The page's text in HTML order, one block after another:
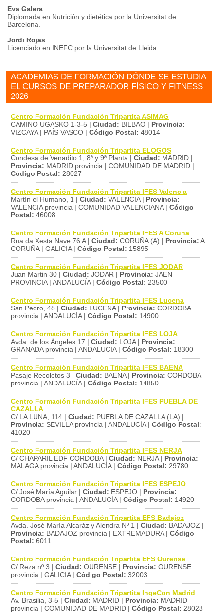
Eva Galera
Diplomada en Nutrición y dietética por la Universitat de
Barcelona.
Jordi Rojas
Licenciado en INEFC por la Universitat de Lleida.
ACADEMIAS DE FORMACIÓN DÓNDE SE ESTUDIA
EL CURSOS DE PREPARADOR FÍSICO Y FITNESS
2026
Centro Formación Fundación Tripartita ASIMAG
CAMINO UGASKO 1-3-5 | Ciudad: BILBAO | Provincia:
VIZCAYA | PAÍS VASCO | Código Postal: 48014
Centro Formación Fundación Tripartita ELOGOS
Condesa de Venadito 1, 8ª y 9ª Planta | Ciudad: MADRID |
Provincia: MADRID provincia | COMUNIDAD DE MADRID |
Código Postal: 28027
Centro Formación Fundación Tripartita IFES Valencia
Martín el Humano, 1 | Ciudad: VALENCIA | Provincia:
VALENCIA provincia | COMUNIDAD VALENCIANA | Código
Postal: 46008
Centro Formación Fundación Tripartita IFES A Coruña
Rua da Xesta Nave 76 A | Ciudad: CORUÑA (A) | Provincia: A
CORUÑA | GALICIA | Código Postal: 15895
Centro Formación Fundación Tripartita IFES JODAR
Juan Martin 30 | Ciudad: JODAR | Provincia: JAEN
PROVINCIA | ANDALUCÍA | Código Postal: 23500
Centro Formación Fundación Tripartita IFES Lucena
San Pedro, 48 | Ciudad: LUCENA | Provincia: CORDOBA
provincia | ANDALUCÍA | Código Postal: 14900
Centro Formación Fundación Tripartita IFES LOJA
Avda. de los Ángeles 17 | Ciudad: LOJA | Provincia:
GRANADA provincia | ANDALUCÍA | Código Postal: 18300
Centro Formación Fundación Tripartita IFES BAENA
Pasaje Recoletos 3 | Ciudad: BAENA | Provincia: CORDOBA
provincia | ANDALUCÍA | Código Postal: 14850
Centro Formación Fundación Tripartita IFES PUEBLA DE
CAZALLA
C/ LA LUNA, 114 | Ciudad: PUEBLA DE CAZALLA (LA) |
Provincia: SEVILLA provincia | ANDALUCÍA | Código Postal:
41020
Centro Formación Fundación Tripartita IFES NERJA
C/ CHAPARIL EDF CORDOBA | Ciudad: NERJA | Provincia:
MALAGA provincia | ANDALUCÍA | Código Postal: 29780
Centro Formación Fundación Tripartita IFES ESPEJO
C/ José María Aguilar | Ciudad: ESPEJO | Provincia:
CORDOBA provincia | ANDALUCÍA | Código Postal: 14920
Centro Formación Fundación Tripartita EFS Badajoz
Avda. José María Alcaráz y Alendra Nº 1 | Ciudad: BADAJOZ |
Provincia: BADAJOZ provincia | EXTREMADURA | Código
Postal: 6011
Centro Formación Fundación Tripartita EFS Ourense
C/ Reza nº 3 | Ciudad: OURENSE | Provincia: OURENSE
provincia | GALICIA | Código Postal: 32003
Centro Formación Fundación Tripartita IngeCon Madrid
Av. Brasilia, 3-5 | Ciudad: MADRID | Provincia: MADRID
provincia | COMUNIDAD DE MADRID | Código Postal: 28028